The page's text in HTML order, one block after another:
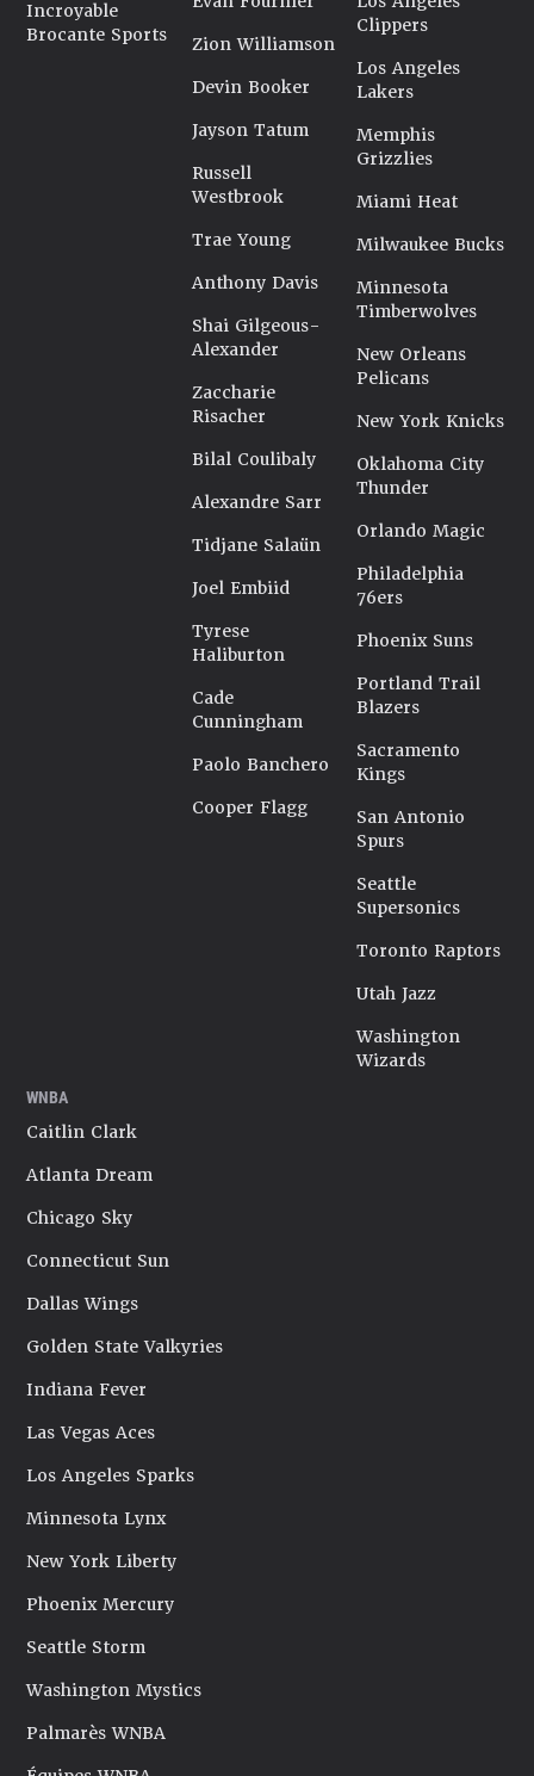
Incroyable
Brocante Sports
Zion Williamson
Devin Booker
Jayson Tatum
Russell
Westbrook
Trae Young
Anthony Davis
Shai Gilgeous-
Alexander
Zaccharie
Risacher
Bilal Coulibaly
Alexandre Sarr
Tidjane Salaün
Joel Embiid
Tyrese
Haliburton
Cade
Cunningham
Paolo Banchero
Cooper Flagg
Clippers
Los Angeles
Lakers
Memphis
Grizzlies
Miami Heat
Milwaukee Bucks
Minnesota
Timberwolves
New Orleans
Pelicans
New York Knicks
Oklahoma City
Thunder
Orlando Magic
Philadelphia
76ers
Phoenix Suns
Portland Trail
Blazers
Sacramento
Kings
San Antonio
Spurs
Seattle
Supersonics
Toronto Raptors
Utah Jazz
Washington
Wizards
WNBA
Caitlin Clark
Atlanta Dream
Chicago Sky
Connecticut Sun
Dallas Wings
Golden State Valkyries
Indiana Fever
Las Vegas Aces
Los Angeles Sparks
Minnesota Lynx
New York Liberty
Phoenix Mercury
Seattle Storm
Washington Mystics
Palmarès WNBA